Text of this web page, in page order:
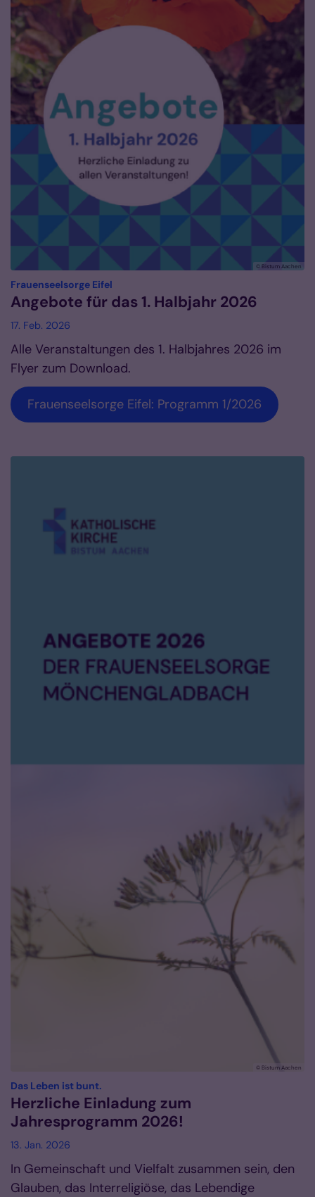
© Bistum Aachen
Frauenseelsorge Eifel
Angebote für das 1. Halbjahr 2026
17. Feb. 2026
Alle Veranstaltungen des 1. Halbjahres 2026 im
Flyer zum Download.
Frauenseelsorge Eifel: Programm 1/2026
© Bistum Aachen
Das Leben ist bunt.
Herzliche Einladung zum
Jahresprogramm 2026!
13. Jan. 2026
In Gemeinschaft und Vielfalt zusammen sein, den
Glauben, das Interreligiöse, das Lebendige